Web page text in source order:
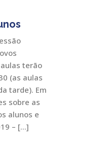
terão
(as aulas
tarde). Em
sobre as
alunos e
– […]